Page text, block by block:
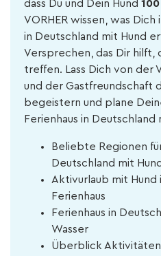
dass Du und Dein Hund 100
VORHER wissen, was Dich
in Deutschland mit Hund
Versprechen, das Dir hilft,
treffen. Lass Dich von der
und der Gastfreundschaft
begeistern und plane
Ferienhaus in Deutschland
Beliebte Regionen
Deutschland mit Hund
Aktivurlaub mit Hund
Ferienhaus
Ferienhaus in
Wasser
Überblick Aktivitäten